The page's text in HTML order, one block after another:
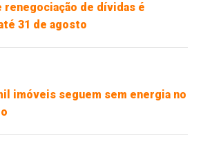
renegociação de dívidas é
31 de agosto
imóveis seguem sem energia no